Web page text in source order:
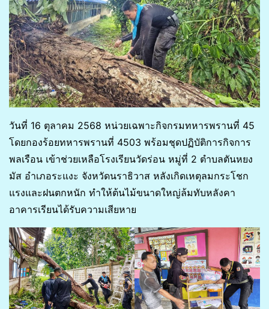
วันที่ 16 ตุลาคม 2568 หน่วยเฉพาะกิจกรมทหารพรานที่ 45
โดยกองร้อยทหารพรานที่ 4503 พร้อมชุดปฏิบัติการกิจการ
พลเรือน เข้าช่วยเหลือโรงเรียนวัดร่อน หมู่ที่ 2 ตำบลตันหยง
มัส อำเภอระแงะ จังหวัดนราธิวาส หลังเกิดเหตุลมกระโชก
แรงและฝนตกหนัก ทำให้ต้นไม้ขนาดใหญ่ล้มทับหลังคา
อาคารเรียนได้รับความเสียหาย